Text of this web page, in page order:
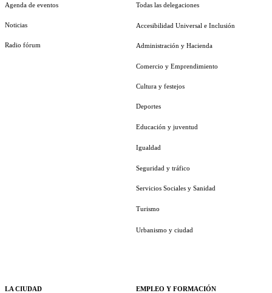
Agenda de eventos
Noticias
Radio fórum
LA CIUDAD
Todas las delegaciones
Accesibilidad Universal e Inclusión
Administración y Hacienda
Comercio y Emprendimiento
Cultura y festejos
Deportes
Educación y juventud
Igualdad
Seguridad y tráfico
Servicios Sociales y Sanidad
Turismo
Urbanismo y ciudad
EMPLEO Y FORMACIÓN